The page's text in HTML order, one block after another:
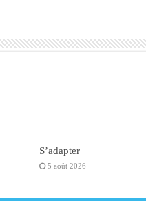
S’adapter
5 août 2026